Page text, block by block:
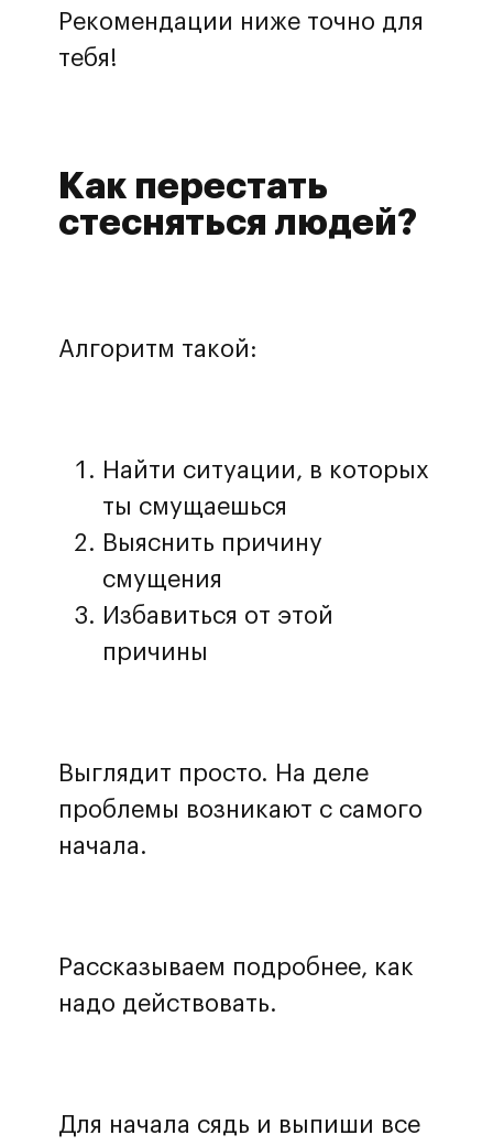
Рекомендации ниже точно для
тебя!
Как перестать
стесняться людей?
Алгоритм такой:
Найти ситуации, в которых
ты смущаешься
Выяснить причину
смущения
Избавиться от этой
причины
Выглядит просто. На деле
проблемы возникают с самого
начала.
Рассказываем подробнее, как
надо действовать.
Для начала сядь и выпиши все